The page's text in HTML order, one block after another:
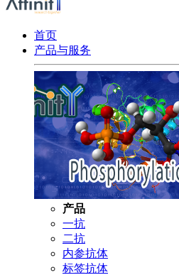
首页
产品与服务
产品
一抗
二抗
内参抗体
标签抗体